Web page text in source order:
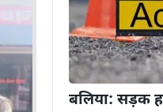
बलिया: सड़क